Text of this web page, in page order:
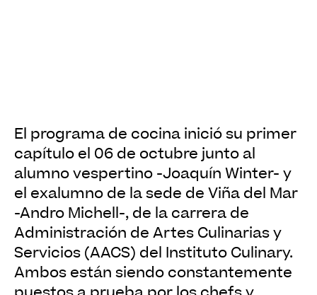
El programa de cocina inició su primer
capítulo el 06 de octubre junto al
alumno vespertino -Joaquín Winter- y
el exalumno de la sede de Viña del Mar
-Andro Michell-, de la carrera de
Administración de Artes Culinarias y
Servicios (AACS) del Instituto Culinary.
Ambos están siendo constantemente